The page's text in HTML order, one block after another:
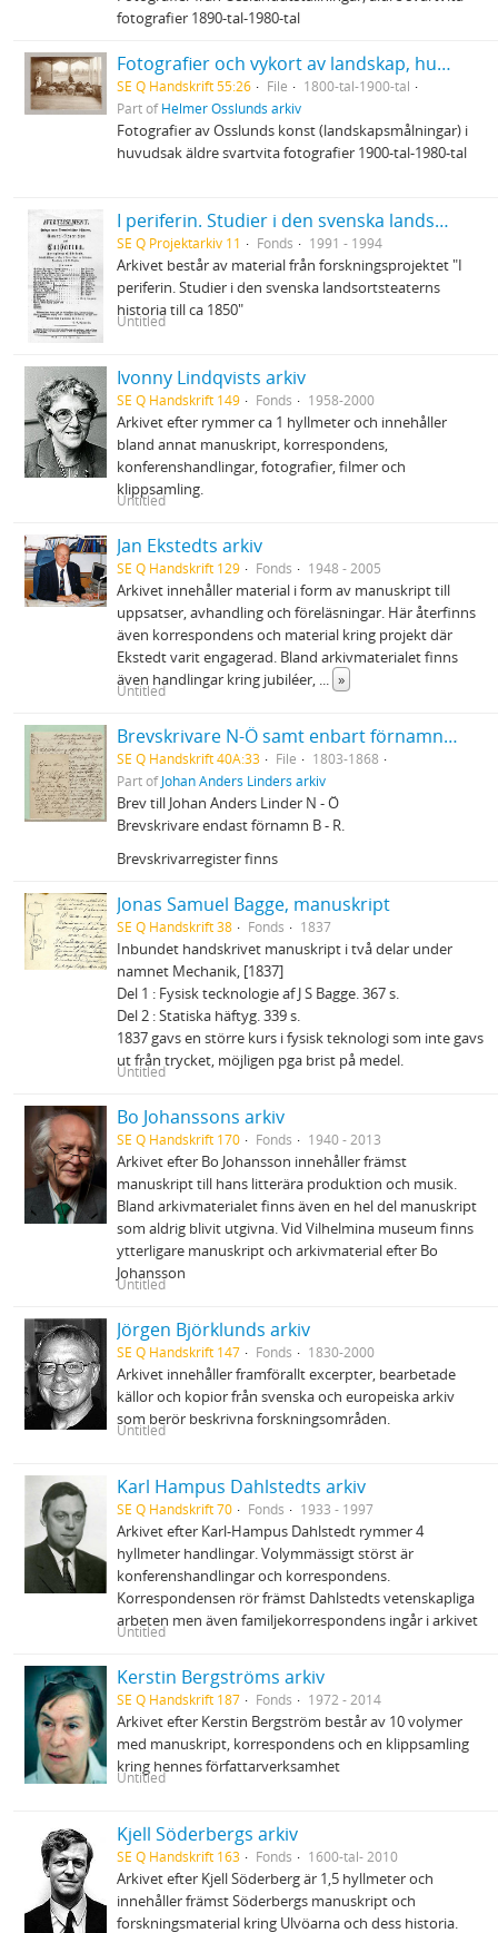
fotografier 1890-tal-1980-tal
Fotografier och vykort av landskap, hus och miljöer
SE Q Handskrift 55:26 File
1800-tal-1900-tal
Part ofHelmer Osslunds arkiv
Fotografier av Osslunds konst (landskapsmålningar) i
huvudsak äldre svartvita fotografier 1900-tal-1980-tal
I periferin. Studier i den svenska landsortsteaterns historia till ca 1850
SE Q Projektarkiv 11 Fonds 1991 - 1994
Arkivet består av material från forskningsprojektet "I
periferin. Studier i den svenska landsortsteaterns
historia till ca 1850"
Untitled
Ivonny Lindqvists arkiv
SE Q Handskrift 149 Fonds 1958-2000
Arkivet efter rymmer ca 1 hyllmeter och innehåller
bland annat manuskript, korrespondens,
konferenshandlingar, fotografier, filmer och
klippsamling.
Untitled
Jan Ekstedts arkiv
SE Q Handskrift 129 Fonds 1948 - 2005
Arkivet innehåller material i form av manuskript till
uppsatser, avhandling och föreläsningar. Här återfinns
även korrespondens och material kring projekt där
Ekstedt varit engagerad. Bland arkivmaterialet finns
även handlingar kring jubiléer, ... »
Untitled
Brevskrivare N-Ö samt enbart förnamn B-R
SE Q Handskrift 40A:33 File
1803-1868
Part ofJohan Anders Linders arkiv
Brev till Johan Anders Linder N - Ö
Brevskrivare endast förnamn B - R.
Brevskrivarregister finns
Jonas Samuel Bagge, manuskript
SE Q Handskrift 38 Fonds 1837
Inbundet handskrivet manuskript i två delar under
namnet Mechanik, [1837]
Del 1 : Fysisk tecknologie af J S Bagge. 367 s.
Del 2 : Statiska häftyg. 339 s.
1837 gavs en större kurs i fysisk teknologi som inte gavs
ut från trycket, möjligen pga brist på medel.
Untitled
Bo Johanssons arkiv
SE Q Handskrift 170 Fonds 1940 - 2013
Arkivet efter Bo Johansson innehåller främst
manuskript till hans litterära produktion och musik.
Bland arkivmaterialet finns även en hel del manuskript
som aldrig blivit utgivna. Vid Vilhelmina museum finns
ytterligare manuskript och arkivmaterial efter Bo
Johansson
Untitled
Jörgen Björklunds arkiv
SE Q Handskrift 147 Fonds 1830-2000
Arkivet innehåller framförallt excerpter, bearbetade
källor och kopior från svenska och europeiska arkiv
som berör beskrivna forskningsområden.
Untitled
Karl Hampus Dahlstedts arkiv
SE Q Handskrift 70 Fonds 1933 - 1997
Arkivet efter Karl-Hampus Dahlstedt rymmer 4
hyllmeter handlingar. Volymmässigt störst är
konferenshandlingar och korrespondens.
Korrespondensen rör främst Dahlstedts vetenskapliga
arbeten men även familjekorrespondens ingår i arkivet
Untitled
Kerstin Bergströms arkiv
SE Q Handskrift 187 Fonds 1972 - 2014
Arkivet efter Kerstin Bergström består av 10 volymer
med manuskript, korrespondens och en klippsamling
kring hennes författarverksamhet
Untitled
Kjell Söderbergs arkiv
SE Q Handskrift 163 Fonds 1600-tal- 2010
Arkivet efter Kjell Söderberg är 1,5 hyllmeter och
innehåller främst Söderbergs manuskript och
forskningsmaterial kring Ulvöarna och dess historia.